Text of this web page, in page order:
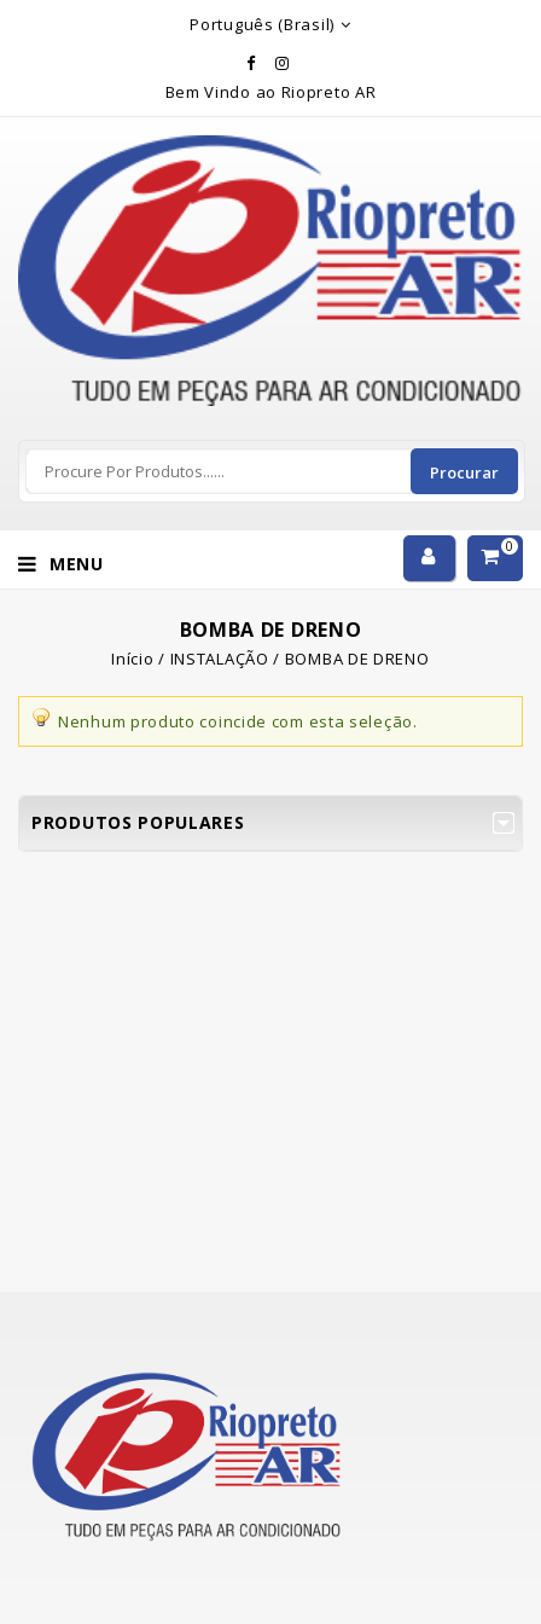
Português (Brasil)
Bem Vindo ao Riopreto AR
Procurar
MENU
0
BOMBA DE DRENO
Início / INSTALAÇÃO / BOMBA DE DRENO
Nenhum produto coincide com esta seleção.
PRODUTOS POPULARES